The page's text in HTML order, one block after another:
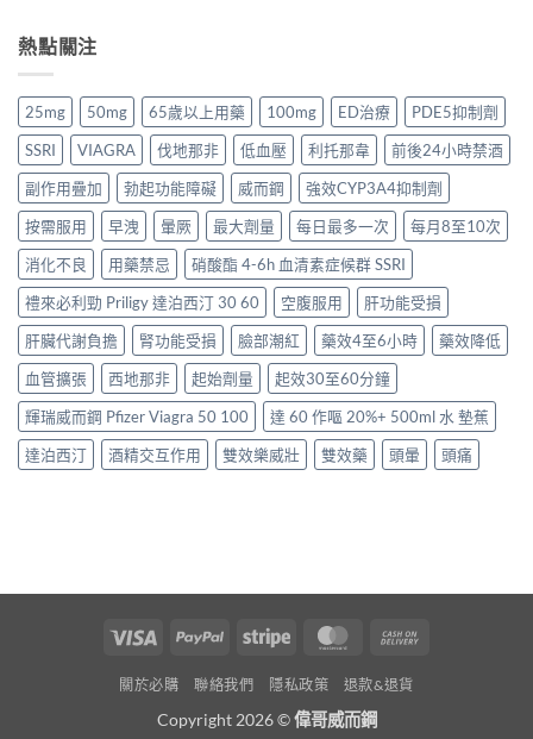
熱點關注
25mg 50mg 65歲以上用藥 100mg ED治療
PDE5抑制劑
SSRI
VIAGRA 伐地那非 低血壓 利托那韋
前後24小時禁酒
副作用疊加
勃起功能障礙 威而鋼
強效CYP3A4抑制劑
按需服用
早洩 暈厥 最大劑量 每日最多一次
每月8至10次
消化不良
用藥禁忌
硝酸酯 4-6h 血清素症候群 SSRI
禮來必利勁 Priligy 達泊西汀 30 60
空腹服用
肝功能受損
肝臟代謝負擔
腎功能受損 臉部潮紅 藥效4至6小時
藥效降低
血管擴張
西地那非 起始劑量
起效30至60分鐘
輝瑞威而鋼 Pfizer Viagra 50 100
達 60 作嘔 20%+ 500ml 水 墊蕉
達泊西汀
酒精交互作用 雙效樂威壯 雙效藥 頭暈 頭痛
Visa PayPal Stripe MasterCard
關於必購 聯絡我們 隱私政策 退款&退貨
Copyright 2026 ©偉哥威而鋼